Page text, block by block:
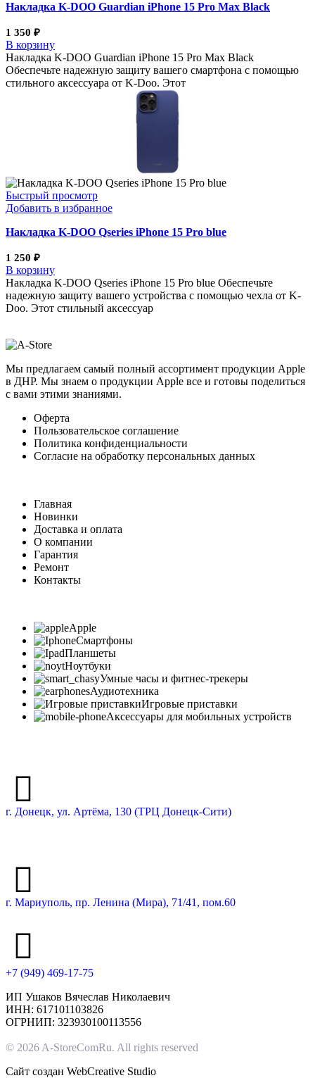
Накладка K-DOO Guardian iPhone 15 Pro Max Black
1 350 ₽
В корзину
Накладка K-DOO Guardian iPhone 15 Pro Max Black
Обеспечьте надежную защиту вашего смартфона с помощью
стильного аксессуара от K-Doo. Этот
Быстрый просмотр
Добавить в избранное
Накладка K-DOO Qseries iPhone 15 Pro blue
1 250 ₽
В корзину
Накладка K-DOO Qseries iPhone 15 Pro blue Обеспечьте
надежную защиту вашего устройства с помощью чехла от K-
Doo. Этот стильный аксессуар
Мы предлагаем самый полный ассортимент продукции Apple
в ДНР. Мы знаем о продукции Apple все и готовы поделиться
с вами этими знаниями.
Оферта
Пользовательское соглашение
Политика конфиденциальности
Согласие на обработку персональных данных
Главная
Новинки
Доставка и оплата
О компании
Гарантия
Ремонт
Контакты
Apple
Смартфоны
Планшеты
Ноутбуки
Умные часы и фитнес-трекеры
Аудиотехника
Игровые приставки
Аксессуары для мобильных устройств
г. Донецк, ул. Артёма, 130 (ТРЦ Донецк-Сити)
г. Мариуполь, пр. Ленина (Мира), 71/41, пом.60
+7 (949) 469-17-75
ИП Ушаков Вячеслав Николаевич
ИНН: 617101103826
ОГРНИП: 323930100113556
© 2026 A-StoreComRu. All rights reserved
Сайт создан WebCreative Studio